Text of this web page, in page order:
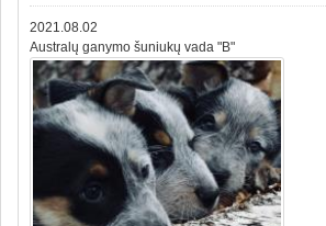
2021.08.02
Australų ganymo šuniukų vada "B"